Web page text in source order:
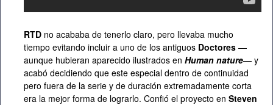
RTD no acababa de tenerlo claro, pero llevaba mucho
tiempo evitando incluir a uno de los antiguos Doctores —
aunque hubieran aparecido ilustrados en Human nature— y
acabó decidiendo que este especial dentro de continuidad
pero fuera de la serie y de duración extremadamente corta
era la mejor forma de lograrlo. Confió el proyecto en Steven